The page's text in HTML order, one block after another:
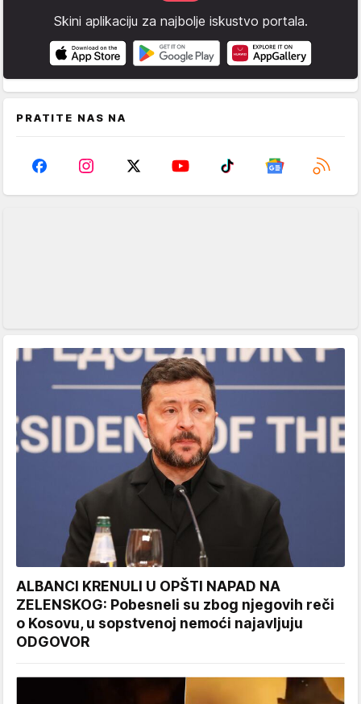
Skini aplikaciju za najbolje iskustvo portala.
PRATITE NAS NA
ALBANCI KRENULI U OPŠTI NAPAD NA
ZELENSKOG: Pobesneli su zbog njegovih reči
o Kosovu, u sopstvenoj nemoći najavljuju
ODGOVOR